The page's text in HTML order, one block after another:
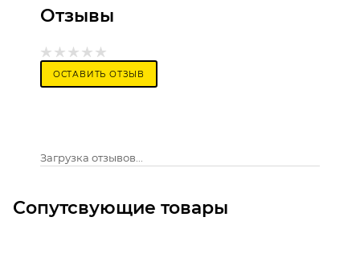
Отзывы
ОСТАВИТЬ ОТЗЫВ
Загрузка отзывов...
Сопутсвующие товары